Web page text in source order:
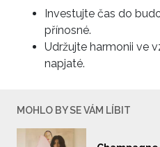
Investujte čas do
přínosné.
Udržujte harmonii ve
napjaté.
MOHLO BY SE VÁM LÍBIT